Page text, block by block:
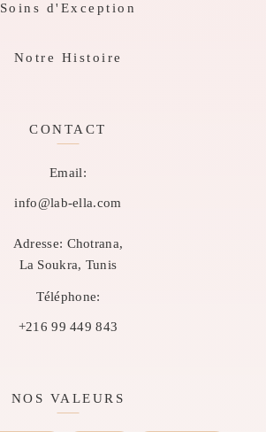
Soins d'Exception
Notre Histoire
CONTACT
Email:
info@lab-ella.com
Adresse: Chotrana,
La Soukra, Tunis
Téléphone:
+216 99 449 843
NOS VALEURS